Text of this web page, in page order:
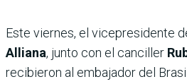
Este viernes, el vicepresidente
Alliana, junto con el canciller
recibieron al embajador del